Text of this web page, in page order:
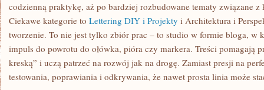
codzienną praktykę, aż po bardziej rozbudowane tematy związane
Ciekawe kategorie to Lettering DIY i Projekty i Architektura i
tworzenie. To nie jest tylko zbiór prac – to studio w formie bloga, w
impuls do powrotu do ołówka, pióra czy markera. Treści pomagają
kreską” i uczą patrzeć na rozwój jak na drogę. Zamiast presji na
testowania, poprawiania i odkrywania, że nawet prosta linia może